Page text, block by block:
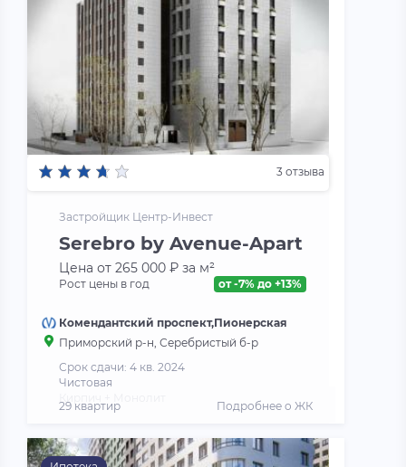
3 отзыва
Застройщик Центр-Инвест
Serebro by Avenue-Apart
Цена от 265 000 ₽ за м²
Рост цены в год от -7% до +13%
Комендантский проспект,Пионерская
Приморский р-н, Серебристый б-р
Срок сдачи: 4 кв. 2024
Чистовая
29 квартир Подробнее о ЖК